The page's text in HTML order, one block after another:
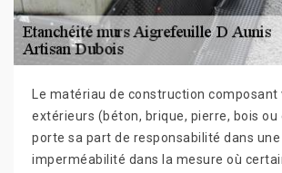
Le matériau de construction composant
extérieurs (béton, brique, pierre, bois ou
porte sa part de responsabilité dans une
imperméabilité dans la mesure où